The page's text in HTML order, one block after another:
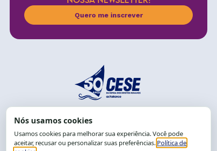
Quero me inscrever
End.: R. da Graça, 150. Graça
CEP: 40.150-055
Salvador-BA, Brasil.
Tel.: (71) 2104-5457, Cel.: (71) 9 9239-2104 ou 2105